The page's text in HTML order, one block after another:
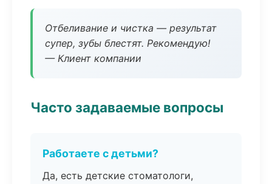
Отбеливание и чистка — результат
супер, зубы блестят. Рекомендую!
— Клиент компании
Часто задаваемые вопросы
Работаете с детьми?
Да, есть детские стоматологи,